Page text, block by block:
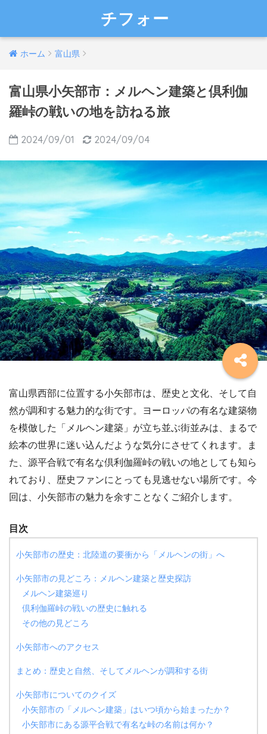
チフォー
ホーム 富山県
富山県小矢部市：メルヘン建築と倶利伽
羅峠の戦いの地を訪ねる旅
2024/09/01 2024/09/04
富山県西部に位置する小矢部市は、歴史と文化、そして自
然が調和する魅力的な街です。ヨーロッパの有名な建築物
を模倣した「メルヘン建築」が立ち並ぶ街並みは、まるで
絵本の世界に迷い込んだような気分にさせてくれます。ま
た、源平合戦で有名な倶利伽羅峠の戦いの地としても知ら
れており、歴史ファンにとっても見逃せない場所です。今
回は、小矢部市の魅力を余すことなくご紹介します。
目次
小矢部市の歴史：北陸道の要衝から「メルヘンの街」へ
小矢部市の見どころ：メルヘン建築と歴史探訪
メルヘン建築巡り
倶利伽羅峠の戦いの歴史に触れる
その他の見どころ
小矢部市へのアクセス
まとめ：歴史と自然、そしてメルヘンが調和する街
小矢部市についてのクイズ
小矢部市の「メルヘン建築」はいつ頃から始まったか？
小矢部市にある源平合戦で有名な峠の名前は何か？